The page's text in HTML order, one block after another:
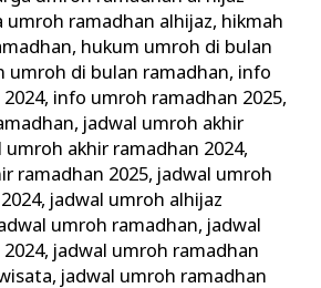
umroh ramadhan alhijaz, hikmah
, hukum umroh di bulan
umroh di bulan ramadhan, info
, info umroh ramadhan 2025,
, jadwal umroh akhir
umroh akhir ramadhan 2024,
ramadhan 2025, jadwal umroh
, jadwal umroh alhijaz
umroh ramadhan, jadwal
, jadwal umroh ramadhan
, jadwal umroh ramadhan